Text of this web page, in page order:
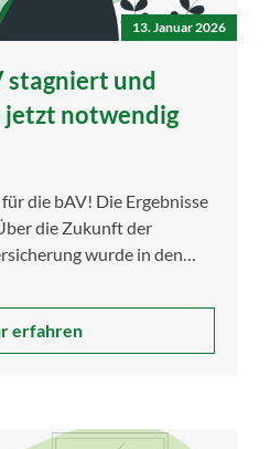
13. Januar 2026
stagniert und
jetzt notwendig
die bAV! Die Ergebnisse
die Zukunft der
wurde in den
erfahren